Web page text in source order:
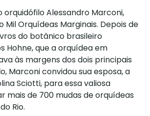
orquidófilo Alessandro Marconi,
Mil Orquídeas Marginais. Depois de
do botânico brasileiro
Hohne, que a orquídea em
às margens dos dois principais
Marconi convidou sua esposa, a
Sciotti, para essa valiosa
mais de 700 mudas de orquídeas
Rio.